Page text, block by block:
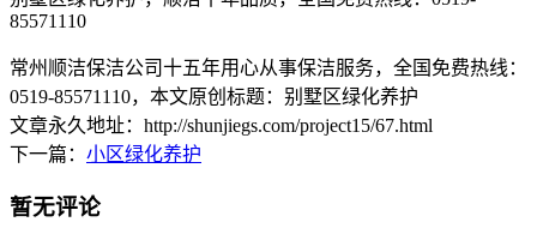
85571110
常州顺洁保洁公司十五年用心从事保洁服务，全国免费热线：
0519-85571110，本文原创标题： 别墅区绿化养护
文章永久地址：http://shunjiegs.com/project15/67.html
下一篇： 小区绿化养护
暂无评论